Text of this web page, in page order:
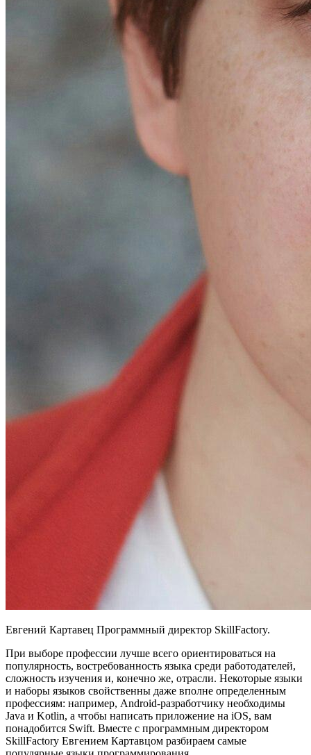
Евгений Картавец Программный директор SkillFactory.
При выборе профессии лучше всего ориентироваться на
популярность, востребованность языка среди работодателей,
сложность изучения и, конечно же, отрасли. Некоторые языки
и наборы языков свойственны даже вполне определенным
профессиям: например, Android-разработчику необходимы
Java и Kotlin, а чтобы написать приложение на iOS, вам
понадобится Swift. Вместе с программным директором
SkillFactory Евгением Картавцом разбираем самые